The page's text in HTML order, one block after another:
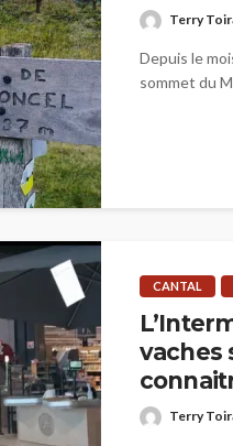
Terry
Depuis le
sommet du
CANTAL
vaches
Terry